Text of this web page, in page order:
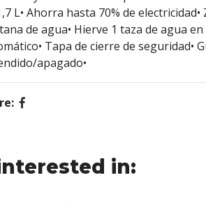
L• Ahorra hasta 70% de
de agua• Hierve 1 taza de agua
Tapa de cierre de seguridad•
apagado•
in: